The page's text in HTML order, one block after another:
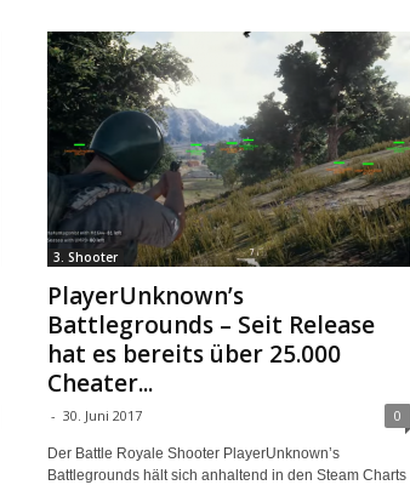
3. Shooter
PlayerUnknown’s
Battlegrounds – Seit Release
hat es bereits über 25.000
Cheater...
- 30. Juni 2017 0
Der Battle Royale Shooter PlayerUnknown’s
Battlegrounds hält sich anhaltend in den Steam Charts